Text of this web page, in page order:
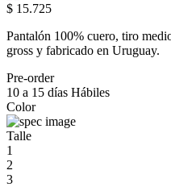
$ 15.725
Pantalón 100% cuero, tiro
gross y fabricado en Uruguay.
Pre-order
10 a 15 días Hábiles
Color
Talle
1
2
3